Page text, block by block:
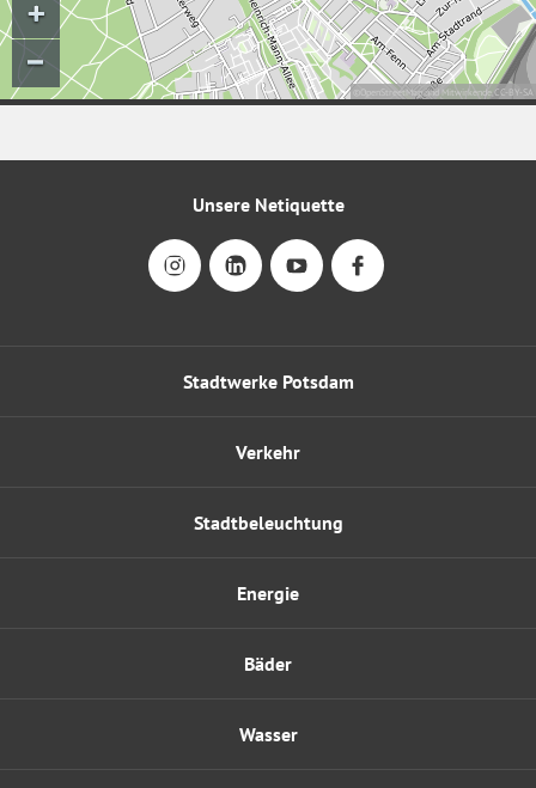
Stadtwerke Potsdam
Energie
Wasser
Verkehr
Bäder
Stadtbeleuchtung
Unsere Netiquette